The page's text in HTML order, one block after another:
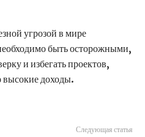
угрозой в мире
быть осторожными,
и избегать проектов,
высокие доходы.
Следующая статья